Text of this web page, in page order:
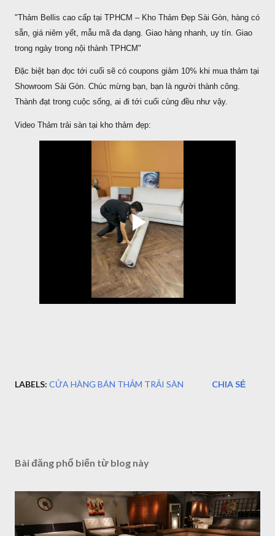
"Thảm Bellis cao cấp tại TPHCM – Kho Thảm Đẹp Sài Gòn, hàng có
sẵn, giá niêm yết, mẫu mã đa dạng. Giao hàng nhanh, uy tín. Giao
trong ngày trong nội thành TPHCM"
Đặc biệt bạn đọc tới cuối sẽ có coupons giảm 10% khi mua thảm tại
Showroom Sài Gòn. Chúc mừng bạn, bạn là người thành công.
Thành đạt trong cuộc sống, ai đi tới cuối cùng đều như vậy.
Video Thảm trải sàn tại kho thảm đẹp:
LABELS: CỬA HÀNG BÁN THẢM TRẢI SÀN CHIA SẺ
Bài đăng phổ biến từ blog này